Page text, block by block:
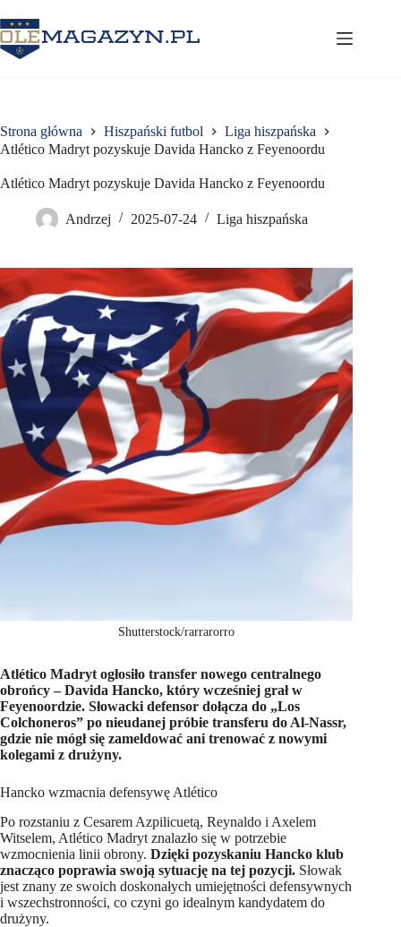
do
treści
Strona główna Hiszpański futbol
Liga hiszpańska
Atlético Madryt pozyskuje Davida Hancko z Feyenoordu
Atlético Madryt pozyskuje Davida Hancko z Feyenoordu
Andrzej 2025-07-24 Liga hiszpańska
Shutterstock/rarrarorro
Atlético Madryt ogłosiło transfer nowego centralnego
obrońcy – Davida Hancko, który wcześniej grał w
Feyenoordzie. Słowacki defensor dołącza do „Los
Colchoneros” po nieudanej próbie transferu do Al-Nassr,
gdzie nie mógł się zameldować ani trenować z nowymi
kolegami z drużyny.
Hancko wzmacnia defensywę Atlético
Po rozstaniu z Cesarem Azpilicuetą, Reynaldo i Axelem
Witselem, Atlético Madryt znalazło się w potrzebie
wzmocnienia linii obrony. Dzięki pozyskaniu Hancko klub
znacząco poprawia swoją sytuację na tej pozycji. Słowak
jest znany ze swoich doskonałych umiejętności defensywnych
i wszechstronności, co czyni go idealnym kandydatem do
drużyny.